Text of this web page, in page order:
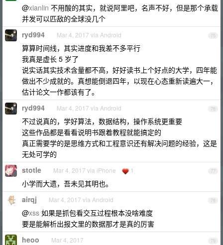
@xianlin 不用酸的其实，就说阿里吧，名声不好，但是那个承载
并发可以匹敌的全球没几个
75
ryd994 Mar 4, 2017 via Android
算算时间线，其实进度和我差不多平行
我真是虚长 5 岁了
说实话其实技术含量都不高，好好读书上个好点的大学，四年能
做出不少成就的。真想能倒退四年，以现在心态重新读遍大一，
估计论文一作都该有了。
76
ryd994 Mar 4, 2017 via Android
不过说真的，学好算法，数据结构，操作系统更重要
这些作品都是看看说明书跟着教程就能搞定的
真正需要学的是思维方式和工程意识还有解决问题的经验，这是
无处可学的
77
stotle Mar 4, 2017 via iPhone 1
小学而大遗，吾未见其明也。
78
airqj Mar 4, 2017 via Android
@xss 如果是抓包看交互过程根本没啥难度
要是能解析出报文里的数据那才是真的厉害
79
heoo Mar 4, 2017